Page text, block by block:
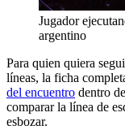
Jugador
argentino
Para quien quiera
líneas, la ficha
del encuentro dentro
comparar la línea de
esbozar.